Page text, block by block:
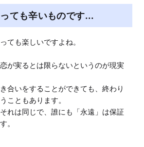
ても辛いものです...
ても楽しいですよね。
が実るとは限らないというのが現実
合いをすることができても、終わり
こともあります。
れは同じで、誰にも「永遠」は保証
。